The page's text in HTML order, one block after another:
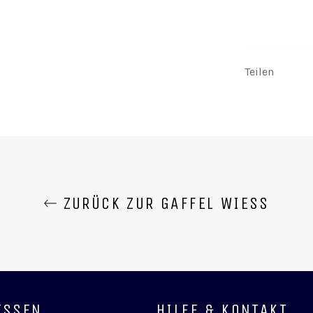
Teilen
ZURÜCK ZUR GAFFEL WIESS